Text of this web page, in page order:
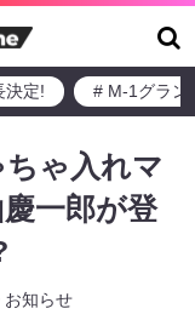
決定! # M-1グラン
ゃ入れマ
一郎が登
お知らせ